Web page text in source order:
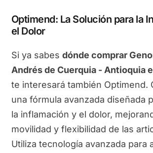
Optimend: La Solución para la
el Dolor
Si ya sabes dónde comprar
Andrés de Cuerquia - Antioquia
te interesará también Optimend.
una fórmula avanzada diseñada
la inflamación y el dolor,
movilidad y flexibilidad de las
Utiliza tecnología avanzada para